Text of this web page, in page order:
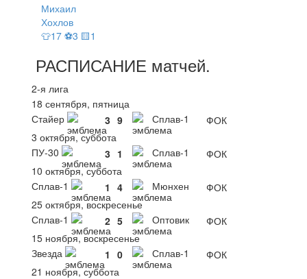
Михаил
Хохлов
👕17 ⚽3 🟨1
РАСПИСАНИЕ матчей.
2-я лига
18 сентября, пятница
Стайер
3 9 Сплав-1
ФОК
3 октября, суббота
ПУ-30
3 1 Сплав-1
ФОК
10 октября, суббота
Сплав-1
1 4 Мюнхен
ФОК
25 октября, воскресенье
Сплав-1
2 5 Оптовик
ФОК
15 ноября, воскресенье
Звезда
1 0 Сплав-1
ФОК
21 ноября, суббота